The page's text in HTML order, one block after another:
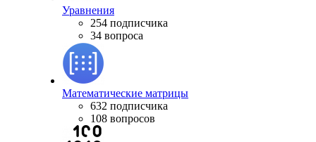
Уравнения
254 подписчика
34 вопроса
Математические матрицы
632 подписчика
108 вопросов